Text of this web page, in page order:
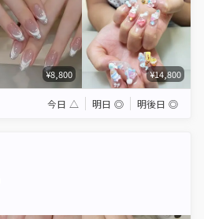
¥8,800 ¥14,800
今日 △ 明日 ◎ 明後日 ◎